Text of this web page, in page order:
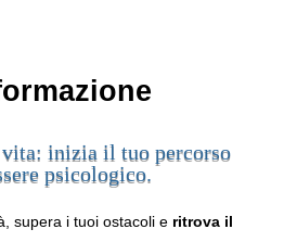
inizia il tuo percorso
psicologico.
supera i tuoi ostacoli e ritrova il